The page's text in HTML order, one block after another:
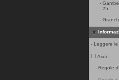
-
25
-
- Leggere le
Aiuto
- Regole